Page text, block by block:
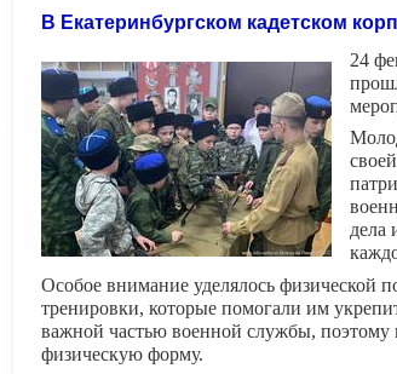
В Екатеринбургском кадетском
24
дела
Особое внимание уделялось физической
тренировки, которые помогали им
важной частью военной службы, поэтому
физическую форму.